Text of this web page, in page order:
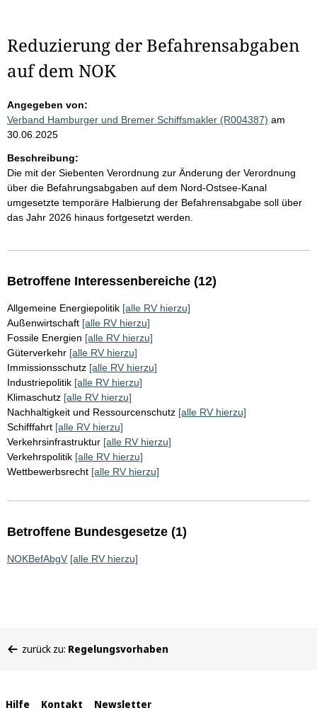
Reduzierung der Befahrensabgaben
auf dem NOK
Angegeben von:
Verband Hamburger und Bremer Schiffsmakler (R004387) am
30.06.2025
Beschreibung:
Die mit der Siebenten Verordnung zur Änderung der Verordnung
über die Befahrungsabgaben auf dem Nord-Ostsee-Kanal
umgesetzte temporäre Halbierung der Befahrensabgabe soll über
das Jahr 2026 hinaus fortgesetzt werden.
Betroffene Interessenbereiche (12)
Allgemeine Energiepolitik [alle RV hierzu]
Außenwirtschaft [alle RV hierzu]
Fossile Energien [alle RV hierzu]
Güterverkehr [alle RV hierzu]
Immissionsschutz [alle RV hierzu]
Industriepolitik [alle RV hierzu]
Klimaschutz [alle RV hierzu]
Nachhaltigkeit und Ressourcenschutz [alle RV hierzu]
Schifffahrt [alle RV hierzu]
Verkehrsinfrastruktur [alle RV hierzu]
Verkehrspolitik [alle RV hierzu]
Wettbewerbsrecht [alle RV hierzu]
Betroffene Bundesgesetze (1)
NOKBefAbgV [alle RV hierzu]
befinden
zurück zu: Regelungsvorhaben
Interne
Hilfe Kontakt Newsletter